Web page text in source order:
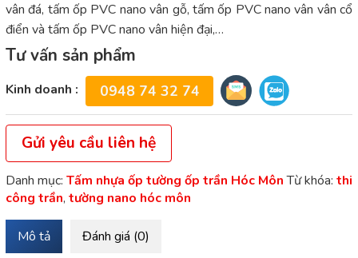
vân đá, tấm ốp PVC nano vân gỗ, tấm ốp PVC nano vân vân cổ
điển và tấm ốp PVC nano vân hiện đại,…
Tư vấn sản phẩm
Kinh doanh : 0948 74 32 74
Gửi yêu cầu liên hệ
Danh mục: Tấm nhựa ốp tường ốp trần Hóc Môn Từ khóa: thi
công trần, tường nano hóc môn
Mô tả Đánh giá (0)